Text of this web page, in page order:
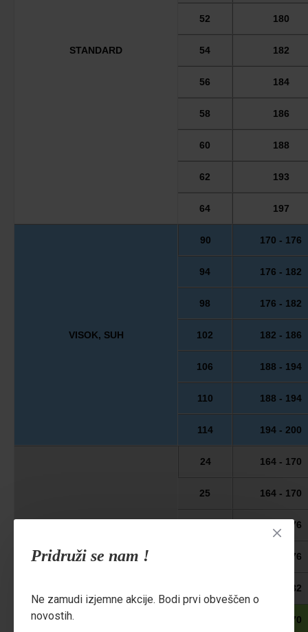
Pridruži se nam !
Ne zamudi izjemne akcije. Bodi prvi obveščen o
novostih.
STANDARD
52 180
54 182
56 184
58 186
60 188
62 193
64 197
VISOK, SUH
90 170 - 176
94 176 - 182
98 176 - 182
102 182 - 186
106 188 - 194
110 188 - 194
114 194 - 200
24 164 - 170
25 164 - 170
170 - 176
170 - 176
176 - 182
164 - 170